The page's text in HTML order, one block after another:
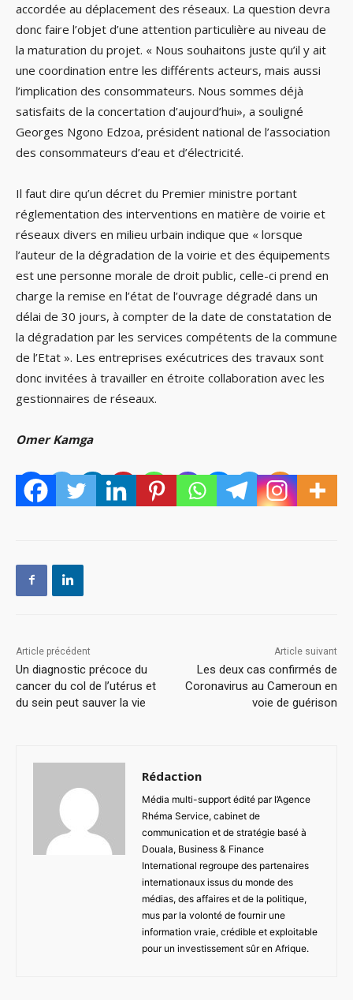
accordée au déplacement des réseaux. La question devra
donc faire l’objet d’une attention particulière au niveau de
la maturation du projet. « Nous souhaitons juste qu’il y ait
une coordination entre les différents acteurs, mais aussi
l’implication des consommateurs. Nous sommes déjà
satisfaits de la concertation d’aujourd’hui», a souligné
Georges Ngono Edzoa, président national de l’association
des consommateurs d’eau et d’électricité.
Il faut dire qu’un décret du Premier ministre portant
réglementation des interventions en matière de voirie et
réseaux divers en milieu urbain indique que « lorsque
l’auteur de la dégradation de la voirie et des équipements
est une personne morale de droit public, celle-ci prend en
charge la remise en l’état de l’ouvrage dégradé dans un
délai de 30 jours, à compter de la date de constatation de
la dégradation par les services compétents de la commune
de l’Etat ». Les entreprises exécutrices des travaux sont
donc invitées à travailler en étroite collaboration avec les
gestionnaires de réseaux.
Omer Kamga
Article précédent
Un diagnostic précoce du
cancer du col de l’utérus et
du sein peut sauver la vie
Article suivant
Les deux cas confirmés de
Coronavirus au Cameroun en
voie de guérison
Rédaction
Média multi-support édité par l’Agence
Rhéma Service, cabinet de
communication et de stratégie basé à
Douala, Business & Finance
International regroupe des partenaires
internationaux issus du monde des
médias, des affaires et de la politique,
mus par la volonté de fournir une
information vraie, crédible et exploitable
pour un investissement sûr en Afrique.